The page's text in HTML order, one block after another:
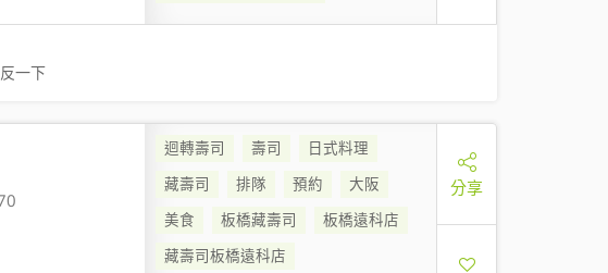
一下
迴轉壽司 壽司
日式料理
藏壽司
排隊 預約
大阪
美食
板橋藏壽司
板橋遠科店
藏壽司板橋遠科店
分享